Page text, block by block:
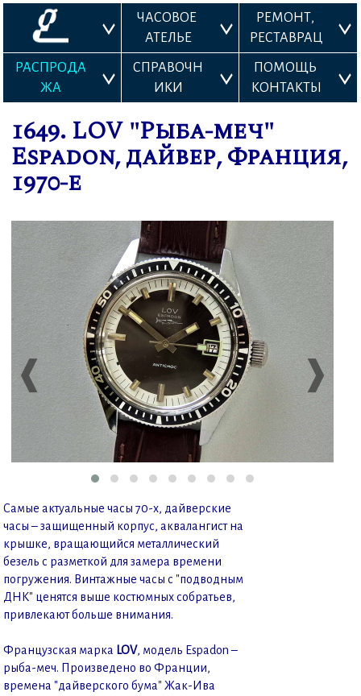
ЧАСОВОЕ
АТЕЛЬЕ
РЕМОНТ,
РЕСТАВРАЦ
РАСПРОДА
ЖА
СПРАВОЧН
ИКИ
ПОМОЩЬ
КОНТАКТЫ
1649. LOV "Рыба-меч"
Espadon, дайвер, Франция,
1970-е
❰ ❱
Самые актуальные часы 70-х, дайверские
часы – защищенный корпус, аквалангист на
крышке, вращающийся металлический
безель с разметкой для замера времени
погружения. Винтажные часы с "подводным
ДНК" ценятся выше костюмных собратьев,
привлекают больше внимания.
Французская марка LOV, модель Espadon –
рыба-меч. Произведено во Франции,
времена "дайверского бума" Жак-Ива